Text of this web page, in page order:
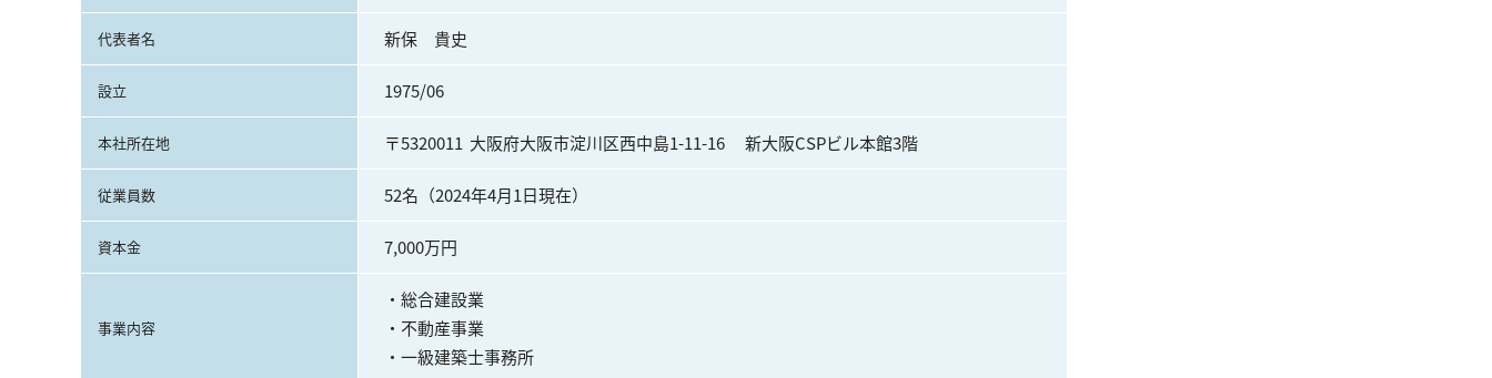
代表者名 新保　貴史
設立 1975/06
本社所在地 〒5320011  大阪府大阪市淀川区西中島1-11-16　 新大阪CSPビル本館3階
従業員数 52名（2024年4月1日現在）
資本金 7,000万円
事業内容
・総合建設業
・一級建築士事務所